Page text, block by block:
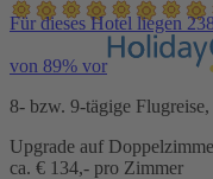
Für dieses Hotel liegen
von 89% vor
8- bzw. 9-tägige
Upgrade auf
ca. € 134,- pro Zimmer